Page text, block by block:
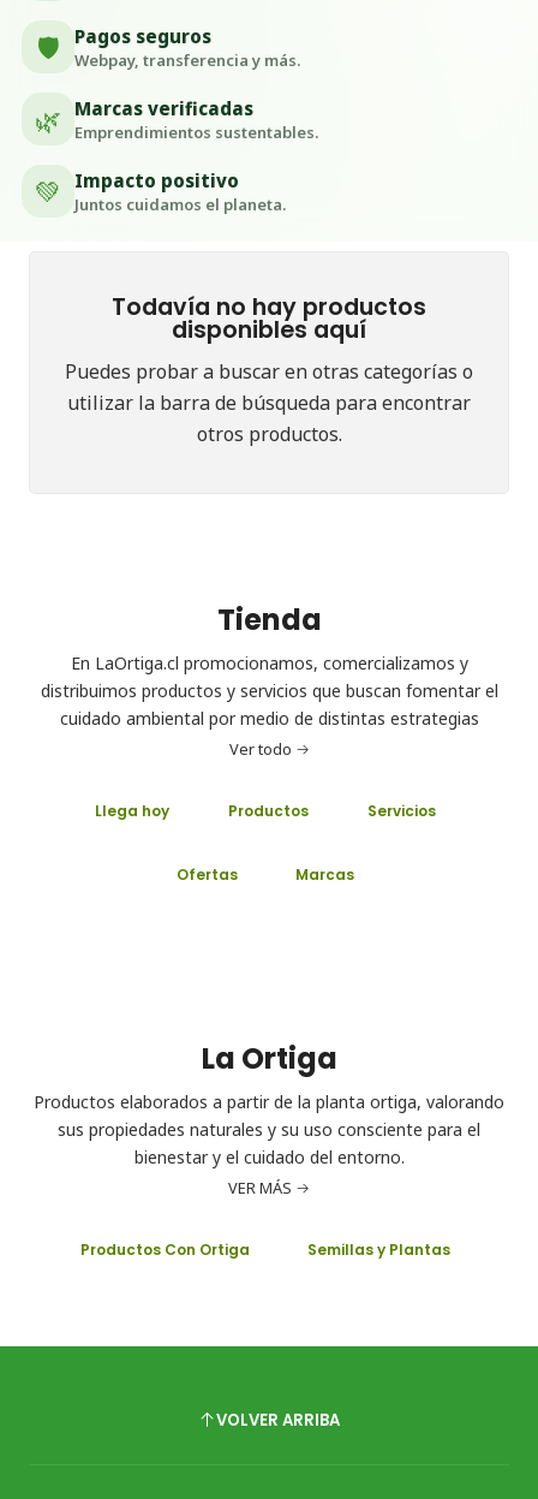
🛡️ Pagos seguros
Webpay, transferencia y más.
🌿 Marcas verificadas
Emprendimientos sustentables.
💚 Impacto positivo
Juntos cuidamos el planeta.
Todavía no hay productos
disponibles aquí
Puedes probar a buscar en otras categorías o
utilizar la barra de búsqueda para encontrar
otros productos.
Tienda
En LaOrtiga.cl promocionamos, comercializamos y
distribuimos productos y servicios que buscan fomentar el
cuidado ambiental por medio de distintas estrategias
Ver todo
Llega hoy Productos Servicios
Ofertas Marcas
La Ortiga
Productos elaborados a partir de la planta ortiga, valorando
sus propiedades naturales y su uso consciente para el
bienestar y el cuidado del entorno.
VER MÁS
Productos Con Ortiga Semillas y Plantas
VOLVER ARRIBA